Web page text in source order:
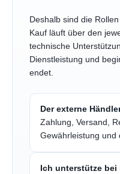
Deshalb sind die
Kauf läuft über den
technische
Dienstleistung und
endet.
Der externe
Zahlung, Versand,
Gewährleistung und
Ich unterstütze bei